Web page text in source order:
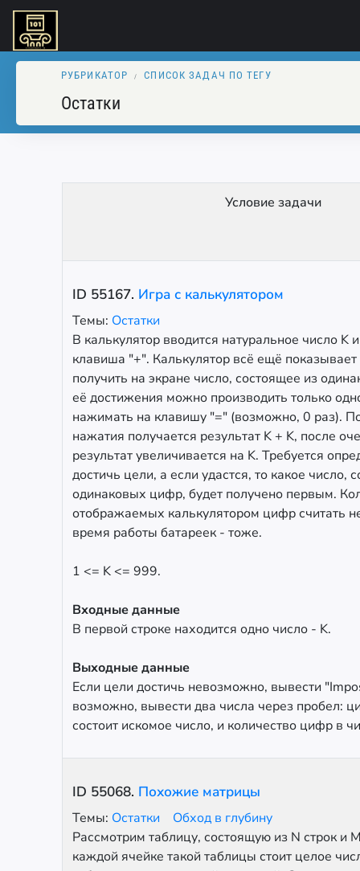
РУБРИКАТОР СПИСОК ЗАДАЧ ПО ТЕГУ
Остатки
Условие задачи
ID 55167. Игра с калькулятором
Темы: Остатки
В калькулятор вводится натуральное число K
клавиша "+". Калькулятор всё ещё
получить на экране число, состоящее из
её достижения можно производить только
нажимать на клавишу "=" (возможно, 0 раз).
нажатия получается результат K + K, после
результат увеличивается на K. Требуется
достичь цели, а если удастся, то какое число,
одинаковых цифр, будет получено первым.
отображаемых калькулятором цифр считать
время работы батареек - тоже.
1 <= K <= 999.
Входные данные
В первой строке находится одно число - K.
Выходные данные
Если цели достичь невозможно, вывести
возможно, вывести два числа через пробел:
состоит искомое число, и количество цифр в
ID 55068. Похожие матрицы
Темы: Остатки
Обход в глубину
Рассмотрим таблицу, состоящую из N строк и
каждой ячейке такой таблицы стоит целое